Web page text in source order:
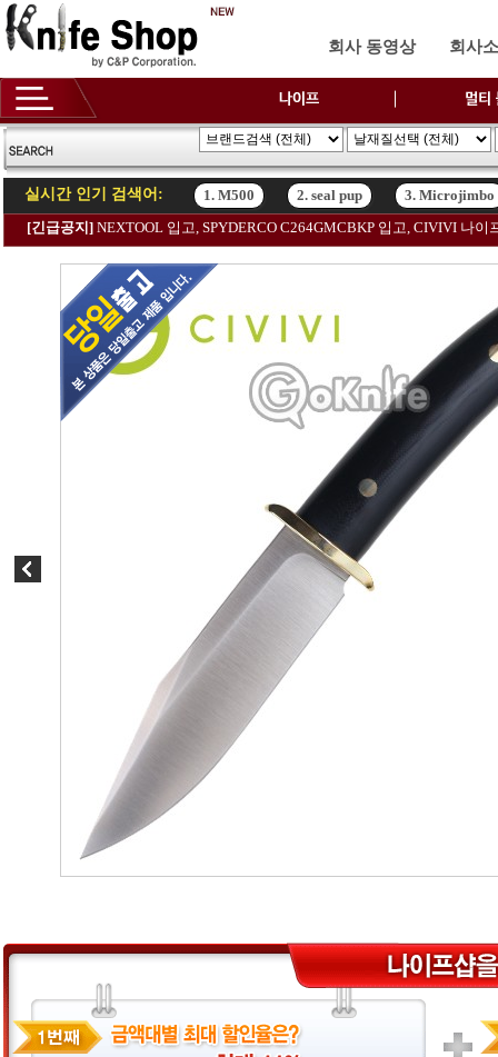
회사 동영상 회사
실시간 인기 검색어: 1. M500 2. seal pup
3. Microjimbo
1. M500
2. seal pup 3. Microjimbo
[긴급공지] NEXTOOL 입고, SPYDERCO C264GMCBKP 입고, CIVIVI 나